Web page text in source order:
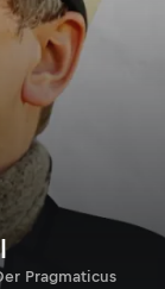
Pragmaticus